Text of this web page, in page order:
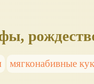
мягконабивные